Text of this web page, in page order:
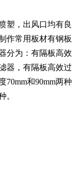
塑，出风口均有良
作常用板材有钢板
分为：有隔板高效
器，有隔板高效过
70mm和90mm两种
。